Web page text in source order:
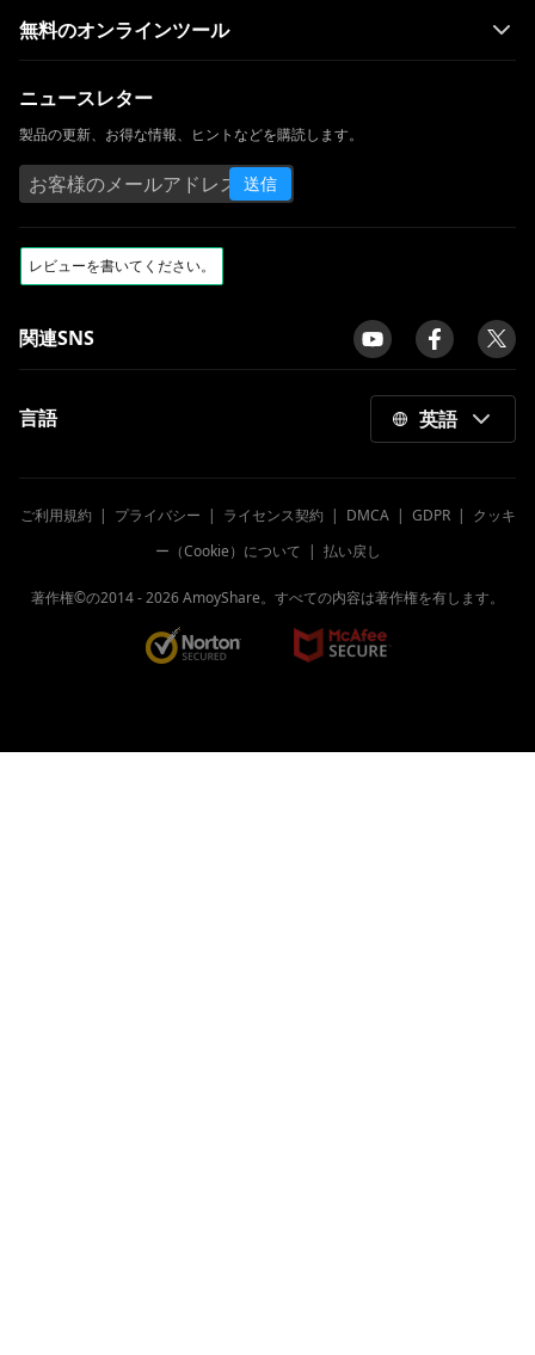
VIPBoxの代替案：スポーツをオンラインで
視聴するのに最適な14のサイト
Snapchatのような10のアプリ| 最高のイン
ターアプリ
無料のオンラインツール
ニュースレター
製品の更新、お得な情報、ヒントなどを購読します。
送信
関連SNS
言語 英語
ご利用規約 | プライバシー | ライセンス契約 | DMCA| GDPR| クッキ
ー（Cookie）について | 払い戻し
著作権©の2014 -2026AmoyShare。すべての内容は著作権を有します。